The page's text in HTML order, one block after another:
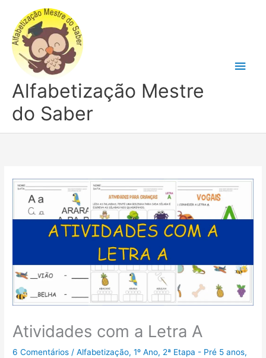
conteúdo
Alfabetização Mestre
do Saber
Atividades com a Letra A
6 Comentários /Alfabetização,1º Ano, 2ª Etapa - Pré 5 anos,